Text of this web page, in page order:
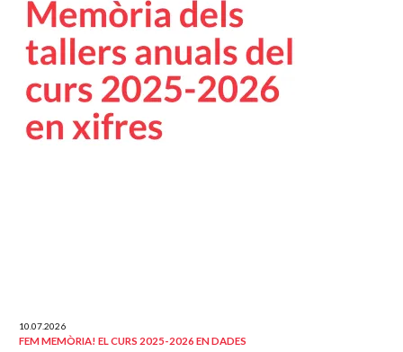
10.07.2026
FEM MEMÒRIA! EL CURS 2025-2026 EN DADES